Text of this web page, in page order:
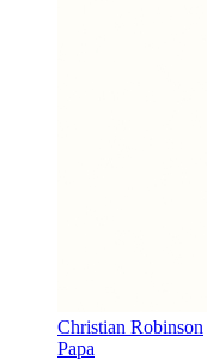
Christian Robinson
Papa